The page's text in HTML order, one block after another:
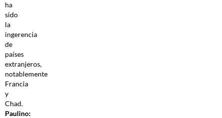
ha
sido
la
ingerencia
de
países
extranjeros,
notablemente
Francia
y
Chad.
Paulino: